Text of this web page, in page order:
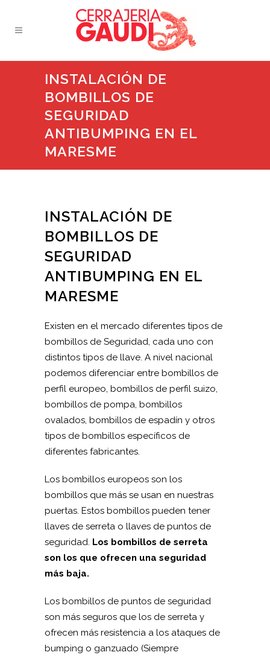
INSTALACIÓN DE
BOMBILLOS DE
SEGURIDAD
ANTIBUMPING EN EL
MARESME
INSTALACIÓN DE
BOMBILLOS DE
SEGURIDAD
ANTIBUMPING EN EL
MARESME
Existen en el mercado diferentes tipos de
bombillos de Seguridad, cada uno con
distintos tipos de llave. A nivel nacional
podemos diferenciar entre bombillos de
perfil europeo, bombillos de perfil suizo,
bombillos de pompa, bombillos
ovalados, bombillos de espadín y otros
tipos de bombillos específicos de
diferentes fabricantes.
Los bombillos europeos son los
bombillos que más se usan en nuestras
puertas. Estos bombillos pueden tener
llaves de serreta o llaves de puntos de
seguridad. Los bombillos de serreta
son los que ofrecen una seguridad
más baja.
Los bombillos de puntos de seguridad
son más seguros que los de serreta y
ofrecen más resistencia a los ataques de
bumping o ganzuado (Siempre